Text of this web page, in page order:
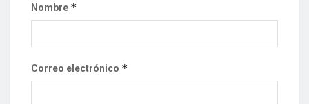
Nombre *
Correo electrónico *